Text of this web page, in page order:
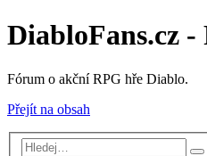
DiabloFans.cz
Fórum o akční RPG hře Diablo.
Přejít na obsah